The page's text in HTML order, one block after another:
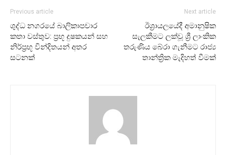
Previous article
ශුද්ධ නගරයේ බාලිකාපචාර
කතා වස්තුව: ප්‍රභූ දුෂකයන් සහ
නිර්ප්‍රභූ වින්දිතයන් අතර
සටනක්
Next article
ඊශ්‍රායලයේදී අමානුෂික
සැලකීමට ලක්වූ ශ්‍රී ලාංකික
තරුණිය බේරා ගැනීමට රාජ්‍ය
තාන්ත්‍රික මැදිහත් වීමක්